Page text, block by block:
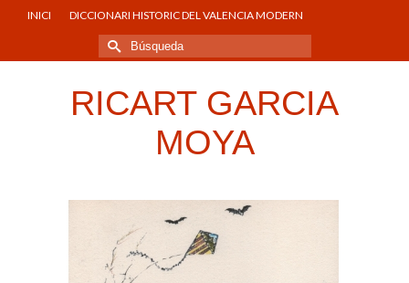
INICI DICCIONARI HISTORIC DEL VALENCIA MODERN
Buscar
por:
RICART GARCIA
MOYA